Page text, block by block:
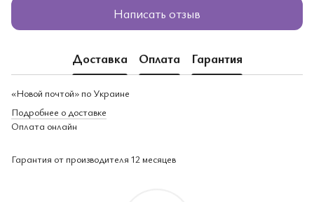
Написать отзыв
Доставка Оплата Гарантия
«Новой почтой» по Украине
Подробнее о доставке
Оплата онлайн
Гарантия от производителя 12 месяцев